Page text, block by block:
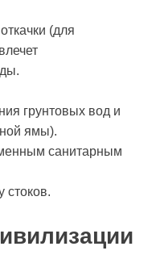
(для
грунтовых вод и
ямы).
санитарным
стоков.